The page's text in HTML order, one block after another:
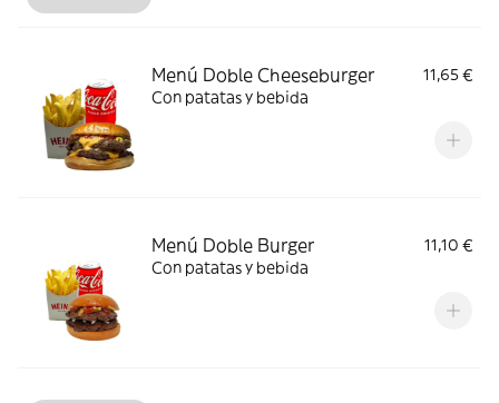
Menú Doble Cheeseburger
11,65 €
Con patatas y bebida
Menú Doble Burger
11,10 €
Con patatas y bebida